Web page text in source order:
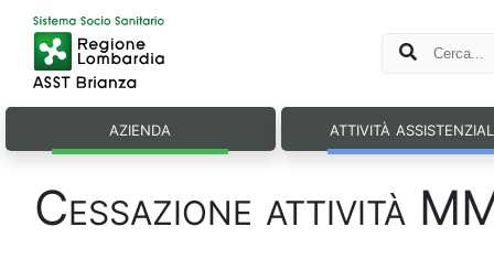
azienda attività
Cessazione attività